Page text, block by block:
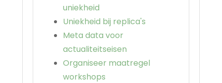
uniekheid
Uniekheid bij replica's
Meta data voor
actualiteitseisen
Organiseer maatregel
workshops